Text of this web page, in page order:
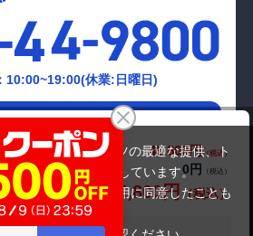
B（中古パソコン）
45,800円
0円
45,800円
10:00~19:00(休業:日曜日)
せはこちら
上およびコンテンツの最適な提供、ト
としてCookieを使用しています。
た場合、Cookieの利用に同意したことも